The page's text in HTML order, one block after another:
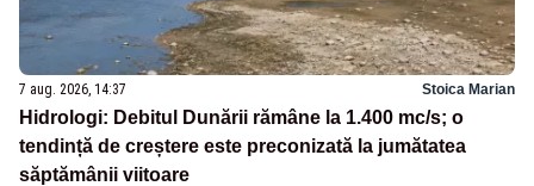
7 aug. 2026, 14:37 Stoica Marian
Hidrologi: Debitul Dunării rămâne la 1.400 mc/s; o
tendință de creștere este preconizată la jumătatea
săptămânii viitoare